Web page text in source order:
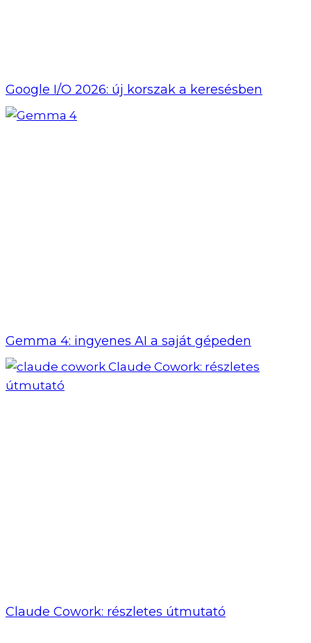
Google I/O 2026: új korszak a keresésben
Gemma 4: ingyenes AI a saját gépeden
Claude Cowork: részletes útmutató